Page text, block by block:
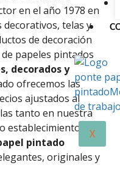
X
en el año 1978 en
telas y
de decoración
papeles pintados
decorados y
ofrecemos las
ajustados al
tanto en nuestra
establecimiento
pintado
originales y